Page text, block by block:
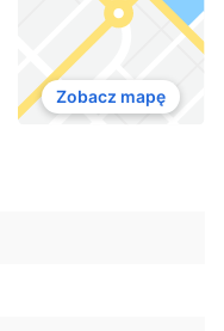
Zobacz mapę